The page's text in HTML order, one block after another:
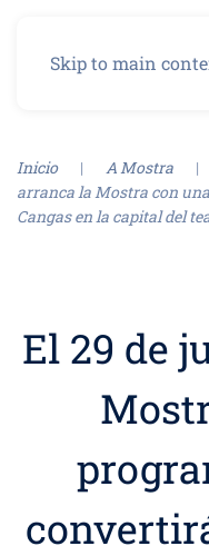
Skip to main
Inicio A Mostra
arranca la Mostra con
Cangas en la capital del
El 29 de